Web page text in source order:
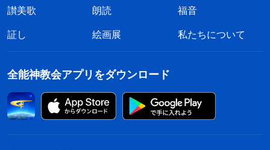
讃美歌
朗読
福音
証し
絵画展 私たちについて
全能神教会アプリをダウンロード